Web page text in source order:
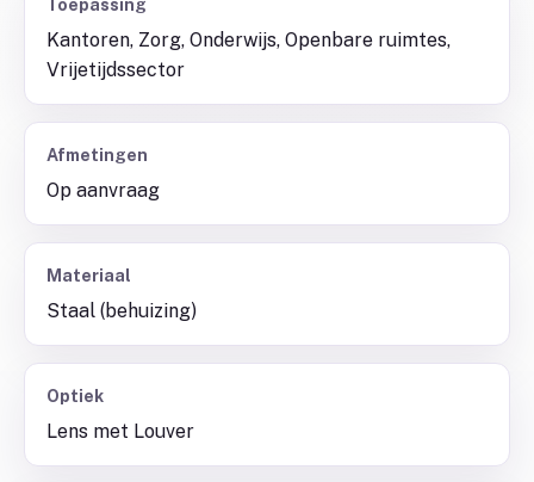
Toepassing
Kantoren, Zorg, Onderwijs, Openbare ruimtes,
Vrijetijdssector
Afmetingen
Op aanvraag
Materiaal
Staal (behuizing)
Optiek
Lens met Louver